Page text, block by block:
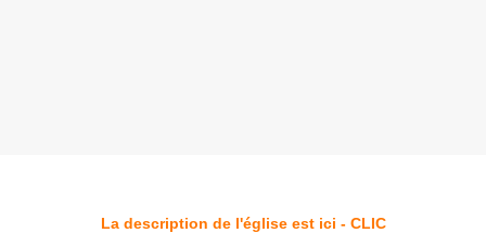
La description de l'église est ici - CLIC